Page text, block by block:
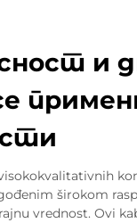
и
širokom
vrednost. Ovi